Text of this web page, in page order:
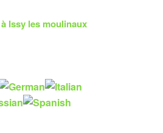
Issy les moulinaux